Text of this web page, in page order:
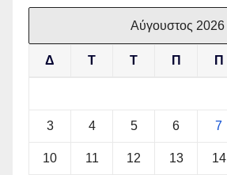
Αύγουστος 2026
Δ Τ Τ Π Π
3 4 5 6 7
10 11 12 13 14